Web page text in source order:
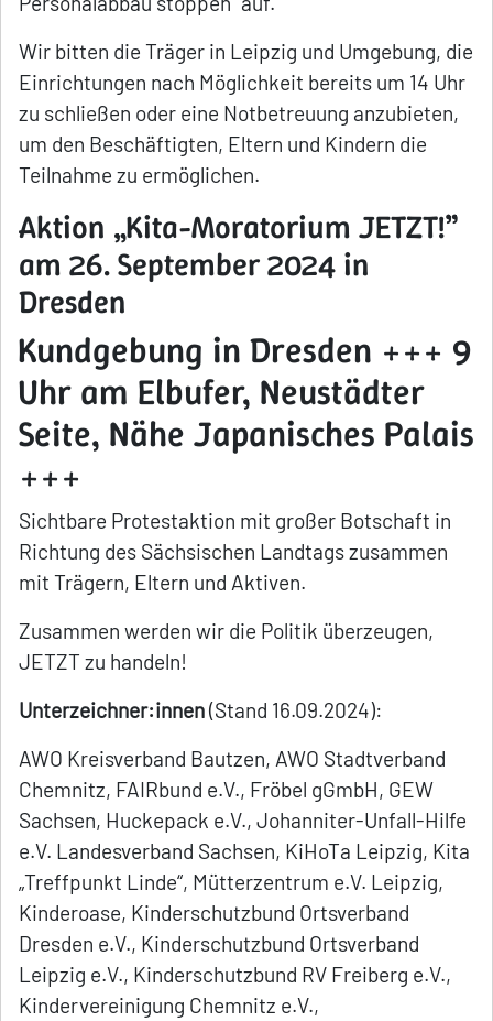
Wir bitten die Träger in Leipzig und Umgebung, die
Einrichtungen nach Möglichkeit bereits um 14 Uhr
zu schließen oder eine Notbetreuung anzubieten,
um den Beschäftigten, Eltern und Kindern die
Teilnahme zu ermöglichen.
Aktion „Kita-Moratorium JETZT!”
am 26. September 2024 in
Dresden
Kundgebung in Dresden +++ 9
Uhr am Elbufer, Neustädter
Seite, Nähe Japanisches Palais
+++
Sichtbare Protestaktion mit großer Botschaft in
Richtung des Sächsischen Landtags zusammen
mit Trägern, Eltern und Aktiven.
Zusammen werden wir die Politik überzeugen,
JETZT zu handeln!
Unterzeichner:innen(Stand 16.09.2024):
AWO Kreisverband Bautzen, AWO Stadtverband
Chemnitz, FAIRbund e.V., Fröbel gGmbH, GEW
Sachsen, Huckepack e.V., Johanniter-Unfall-Hilfe
e.V. Landesverband Sachsen, KiHoTa Leipzig, Kita
„Treffpunkt Linde“, Mütterzentrum e.V. Leipzig,
Kinderoase, Kinderschutzbund Ortsverband
Dresden e.V., Kinderschutzbund Ortsverband
Leipzig e.V., Kinderschutzbund RV Freiberg e.V.,
Kindervereinigung Chemnitz e.V.,